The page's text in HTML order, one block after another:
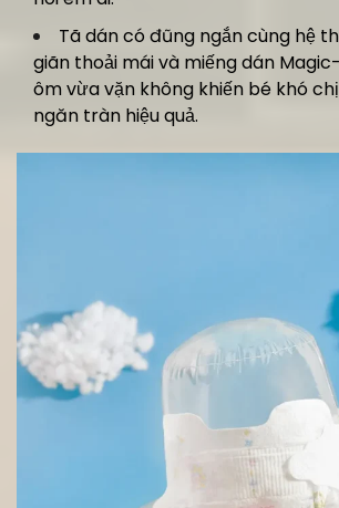
Tã dán có đũng ngắn cùng hệ
giãn thoải mái và miếng dán
ôm vừa vặn không khiến bé khó
ngăn tràn hiệu quả.